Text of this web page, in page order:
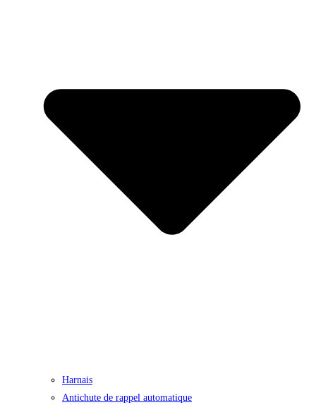
Harnais
Antichute de rappel automatique